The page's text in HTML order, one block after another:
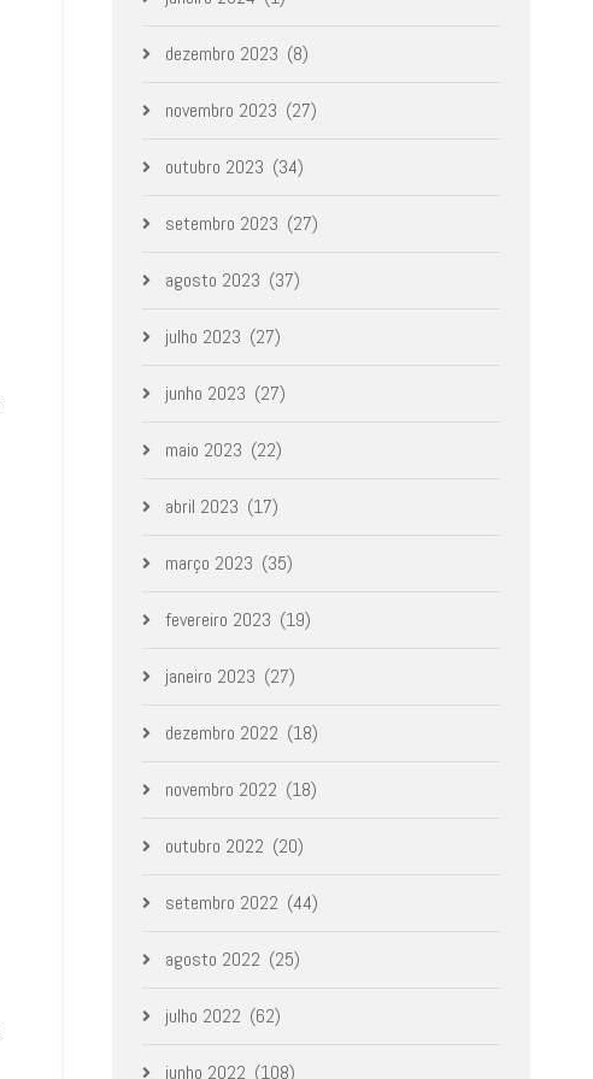
dezembro 2023 (8)
novembro 2023 (27)
outubro 2023 (34)
setembro 2023 (27)
agosto 2023 (37)
julho 2023 (27)
junho 2023 (27)
maio 2023 (22)
abril 2023 (17)
março 2023 (35)
fevereiro 2023 (19)
janeiro 2023 (27)
dezembro 2022 (18)
novembro 2022 (18)
outubro 2022 (20)
setembro 2022 (44)
agosto 2022 (25)
julho 2022 (62)
junho 2022 (108)